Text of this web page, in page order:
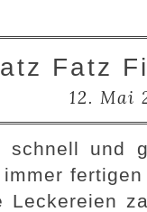
Fatz
12. Mai
schnell und
Leckereien